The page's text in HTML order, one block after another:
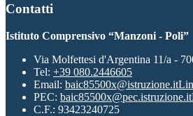
Contatti
Istituto Comprensivo “Manzoni - Poli”
Via Molfettesi d'Argentina 11/a -
Tel: +39 080.2446605
Email: baic85500x@istruzione.it
PEC: baic85500x@pec.istruzione.it
C.F.: 93423240725